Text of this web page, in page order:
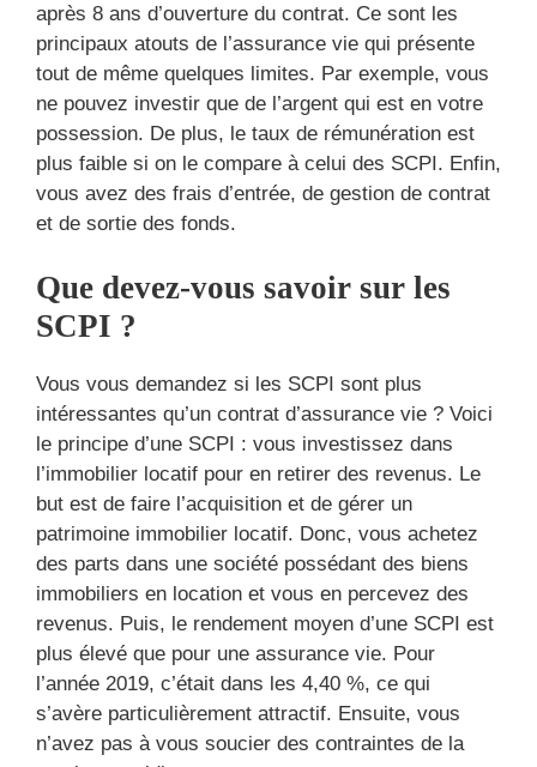
après 8 ans d’ouverture du contrat. Ce sont les
principaux atouts de l’assurance vie qui présente
tout de même quelques limites. Par exemple, vous
ne pouvez investir que de l’argent qui est en votre
possession. De plus, le taux de rémunération est
plus faible si on le compare à celui des SCPI. Enfin,
vous avez des frais d’entrée, de gestion de contrat
et de sortie des fonds.
Que devez-vous savoir sur les
SCPI ?
Vous vous demandez si les SCPI sont plus
intéressantes qu’un contrat d’assurance vie ? Voici
le principe d’une SCPI : vous investissez dans
l’immobilier locatif pour en retirer des revenus. Le
but est de faire l’acquisition et de gérer un
patrimoine immobilier locatif. Donc, vous achetez
des parts dans une société possédant des biens
immobiliers en location et vous en percevez des
revenus. Puis, le rendement moyen d’une SCPI est
plus élevé que pour une assurance vie. Pour
l’année 2019, c’était dans les 4,40 %, ce qui
s’avère particulièrement attractif. Ensuite, vous
n’avez pas à vous soucier des contraintes de la